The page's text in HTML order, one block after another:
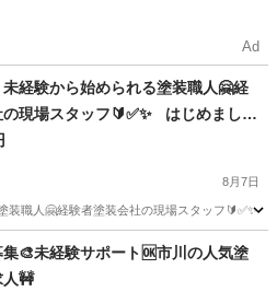
Ad
未経験から始められる塗装職人🤗経
現場スタッフ🔰✅✨ はじめまして
うございます🌈 市川の外壁塗装専
装です☺️
8月7日
装職人🤗経験者塗装会社の現場スタッフ
🎨未経験サポート🆗市川の人気塗